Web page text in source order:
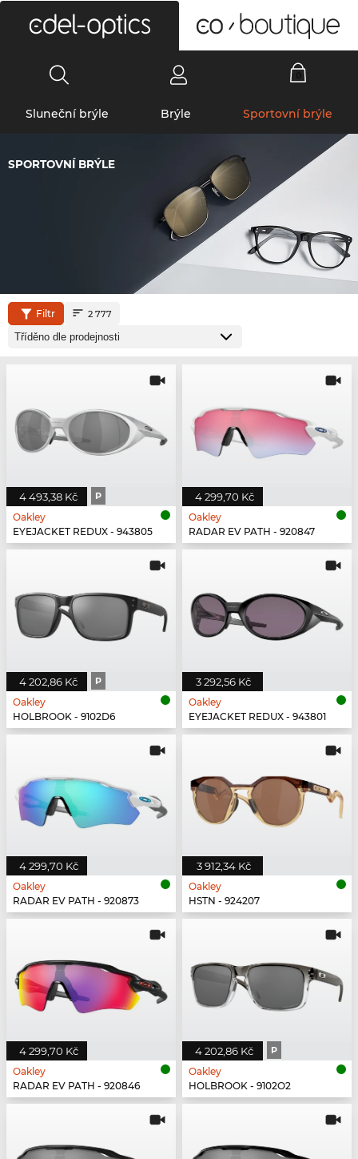
Sluneční brýle Brýle Sportovní brýle
SPORTOVNÍ BRÝLE
Filtr 2 777
4 493,38 Kč P
Oakley
EYEJACKET REDUX - 943805
4 299,70 Kč
Oakley
RADAR EV PATH - 920847
4 202,86 Kč P
Oakley
HOLBROOK - 9102D6
3 292,56 Kč
Oakley
EYEJACKET REDUX - 943801
4 299,70 Kč
Oakley
RADAR EV PATH - 920873
3 912,34 Kč
Oakley
HSTN - 924207
4 299,70 Kč
Oakley
RADAR EV PATH - 920846
4 202,86 Kč P
Oakley
HOLBROOK - 9102O2